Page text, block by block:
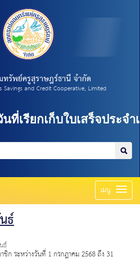
รัพย์ครูสุราษฎร์ธานี จำกัด
Savings and Credit Cooperative, Limited
เรียกเก็บใบเสร็จประจำเดื
เมนู Toggle
ธ์
ธ์
ชิก ระหว่างวันที่ 1 กรกฎาคม 2568 ถึง 31